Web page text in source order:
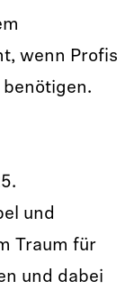
wenn Profis
und
Traum für
und dabei